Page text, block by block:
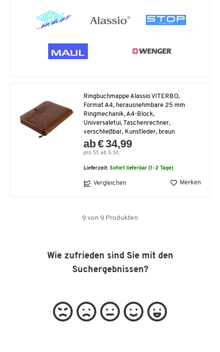
Ringbuchmappe Alassio VITERBO,
Format A4, herausnehmbare 25 mm
Ringmechanik, A4-Block,
Universaletui, Taschenrechner,
verschließbar, Kunstleder, braun
ab € 34,99
pro St. ab 5 St.
Lieferzeit:Sofort lieferbar (1-2 Tage)
Vergleichen Merken
9 von 9 Produkten
Wie zufrieden sind Sie mit den
Suchergebnissen?